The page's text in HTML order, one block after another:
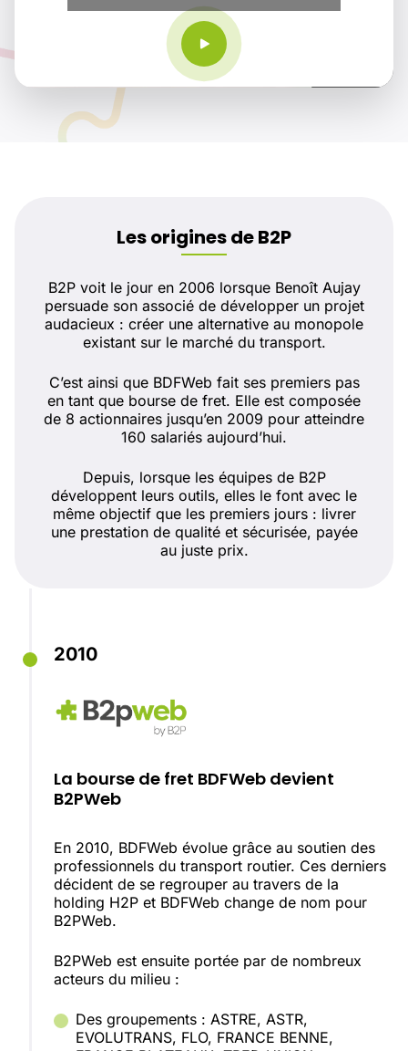
Les origines de B2P
B2P voit le jour en 2006 lorsque Benoît Aujay
persuade son associé de développer un projet
audacieux : créer une alternative au monopole
existant sur le marché du transport.
C’est ainsi que BDFWeb fait ses premiers pas
en tant que bourse de fret. Elle est composée
de 8 actionnaires jusqu’en 2009 pour atteindre
160 salariés aujourd’hui.
Depuis, lorsque les équipes de B2P
développent leurs outils, elles le font avec le
même objectif que les premiers jours : livrer
une prestation de qualité et sécurisée, payée
au juste prix.
2010
La bourse de fret BDFWeb devient
B2PWeb
En 2010, BDFWeb évolue grâce au soutien des
professionnels du transport routier. Ces derniers
décident de se regrouper au travers de la
holding H2P et BDFWeb change de nom pour
B2PWeb.
B2PWeb est ensuite portée par de nombreux
acteurs du milieu :
Des groupements : ASTRE, ASTR,
EVOLUTRANS, FLO, FRANCE BENNE,